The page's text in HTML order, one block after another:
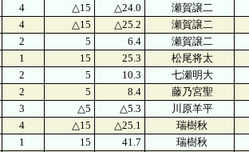
4 △15 △24.0 瀬賀譲二
4 △15 △25.2 瀬賀譲二
2 5 6.4 瀬賀譲二
1 15 25.3 松尾将太
2 5 10.3 七瀬明大
2 5 8.4 藤乃宮聖
3 △5 △5.3 川原羊平
4 △15 △25.1 瑞樹秋
1 15 41.7 瑞樹秋